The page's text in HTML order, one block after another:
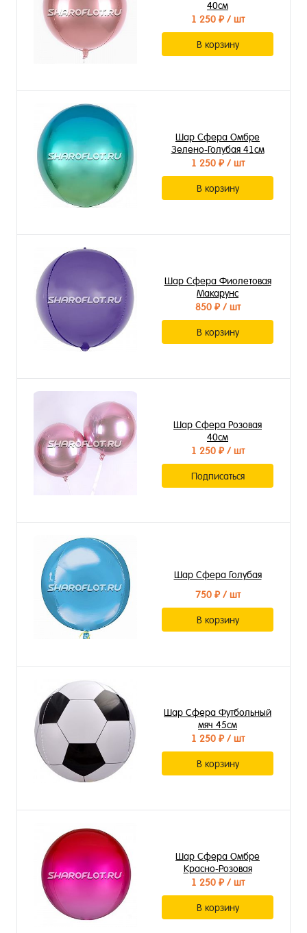
40см
1 250 ₽/ шт
В корзину
Шар Сфера Омбре
Зелено-Голубая 41см
1 250 ₽/ шт
В корзину
Шар Сфера Фиолетовая
Макарунс
850 ₽/ шт
В корзину
Шар Сфера Розовая
40см
1 250 ₽/ шт
Подписаться
Шар Сфера Голубая
750 ₽/ шт
В корзину
Шар Сфера Футбольный
мяч 45см
1 250 ₽/ шт
В корзину
Шар Сфера Омбре
Красно-Розовая
1 250 ₽/ шт
В корзину